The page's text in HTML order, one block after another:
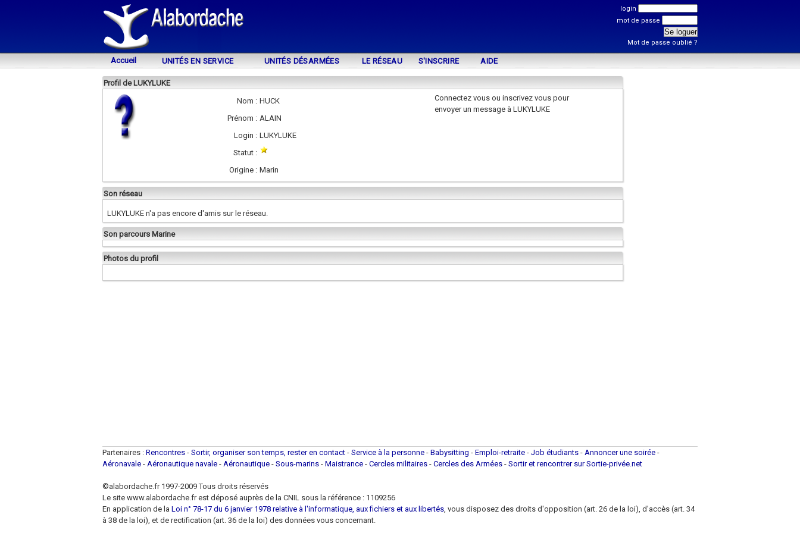
login
mot de passe
Mot de passe oublié ?
Accueil UNITÉS EN SERVICE UNITÉS DÉSARMÉES LE RÉSEAU S'INSCRIRE AIDE
Profil de LUKYLUKE
Nom : HUCK
Prénom : ALAIN
Login : LUKYLUKE
Statut :
Origine : Marin
Connectez vous ou inscrivez vous pour
envoyer un message à LUKYLUKE
Son réseau
LUKYLUKE n'a pas encore d'amis sur le réseau.
Son parcours Marine
Photos du profil
Partenaires : Rencontres - Sortir, organiser son temps, rester en contact - Service à la personne - Babysitting - Emploi-retraite - Job étudiants - Annoncer une soirée -
Aéronavale - Aéronautique navale - Aéronautique - Sous-marins - Maistrance - Cercles militaires - Cercles des Armées - Sortir et rencontrer sur Sortie-privée.net
©alabordache.fr 1997-2009 Tous droits réservés
Le site www.alabordache.fr est déposé auprès de la CNIL sous la référence : 1109256
En application de la Loi n° 78-17 du 6 janvier 1978 relative à l'informatique, aux fichiers et aux libertés, vous disposez des droits d'opposition (art. 26 de la loi), d'accès (art. 34
à 38 de la loi), et de rectification (art. 36 de la loi) des données vous concernant.